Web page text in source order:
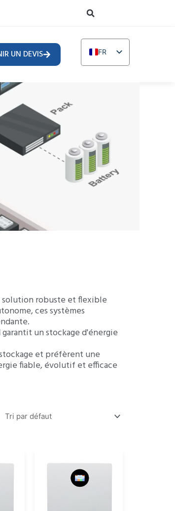
UN DEVIS
FR
EN
RU
AR
PL
NL
solution robuste et flexible
ces systèmes
un stockage d'énergie
et préfèrent une
fiable, évolutif et efficace